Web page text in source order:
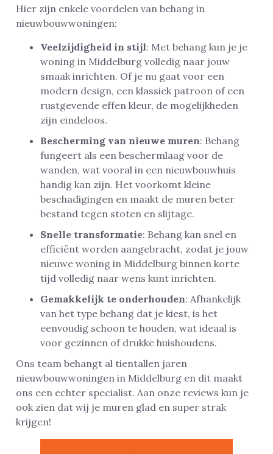
Hier zijn enkele voordelen van behang in
nieuwbouwwoningen:
Veelzijdigheid in stijl: Met behang kun je je
woning in Middelburg volledig naar jouw
smaak inrichten. Of je nu gaat voor een
modern design, een klassiek patroon of een
rustgevende effen kleur, de mogelijkheden
zijn eindeloos.
Bescherming van nieuwe muren: Behang
fungeert als een beschermlaag voor de
wanden, wat vooral in een nieuwbouwhuis
handig kan zijn. Het voorkomt kleine
beschadigingen en maakt de muren beter
bestand tegen stoten en slijtage.
Snelle transformatie: Behang kan snel en
efficiënt worden aangebracht, zodat je jouw
nieuwe woning in Middelburg binnen korte
tijd volledig naar wens kunt inrichten.
Gemakkelijk te onderhouden: Afhankelijk
van het type behang dat je kiest, is het
eenvoudig schoon te houden, wat ideaal is
voor gezinnen of drukke huishoudens.
Ons team behangt al tientallen jaren
nieuwbouwwoningen in Middelburg en dit maakt
ons een echter specialist. Aan onze reviews kun je
ook zien dat wij je muren glad en super strak
krijgen!